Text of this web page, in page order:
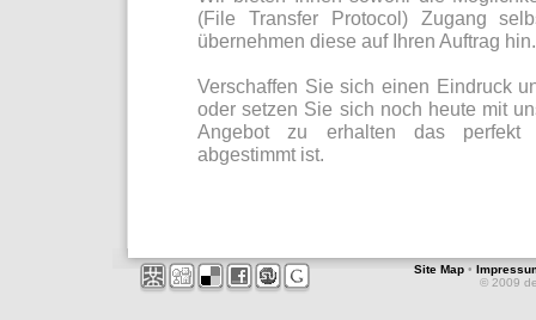
(File Transfer Protocol) Zugang
übernehmen diese auf Ihren Auftrag hin.
Verschaffen Sie sich einen Eindruck
oder setzen Sie sich noch heute mit
Angebot zu erhalten das perfekt
abgestimmt ist.
Site Map •
© 2009